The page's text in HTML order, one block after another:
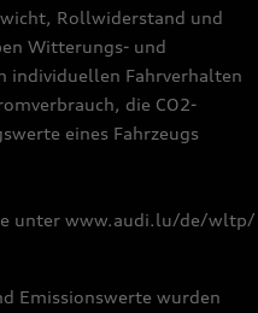
Rollwiderstand und
Witterungs- und
individuellen Fahrverhalten
die CO2-
eines Fahrzeugs
unter www.audi.lu/de/wltp/
Emissionswerte wurden